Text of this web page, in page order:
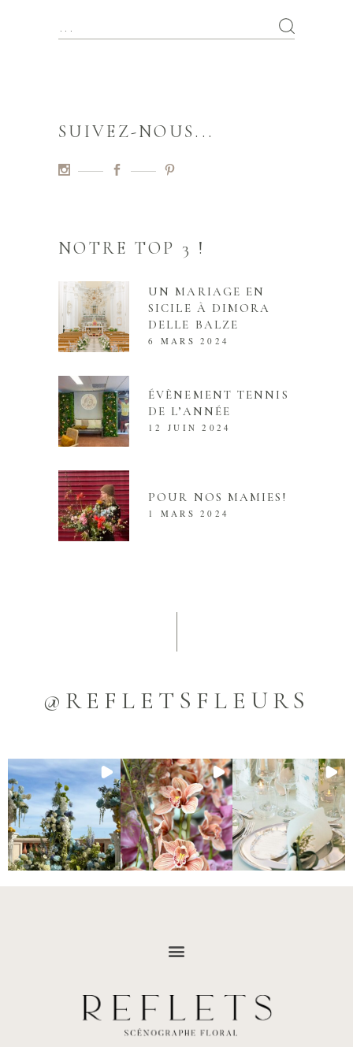
SUIVEZ-NOUS...
NOTRE TOP 3 !
UN MARIAGE EN
SICILE À DIMORA
DELLE BALZE
6 MARS 2024
ÉVÈNEMENT TENNIS
DE L’ANNÉE
12 JUIN 2024
POUR NOS MAMIES!
1 MARS 2024
@REFLETSFLEURS